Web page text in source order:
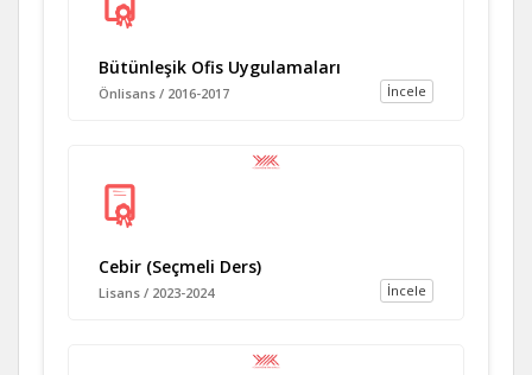
Bütünleşik Ofis Uygulamaları
İncele
Önlisans / 2016-2017
Cebir (Seçmeli Ders)
İncele
Lisans / 2023-2024